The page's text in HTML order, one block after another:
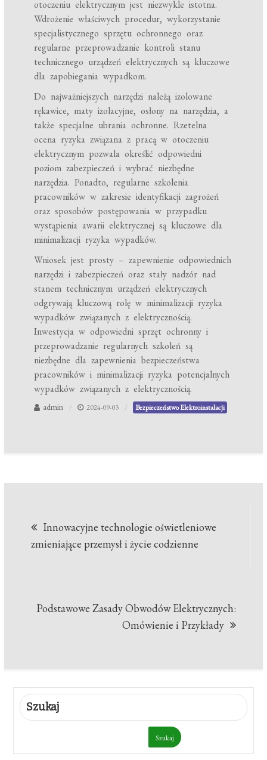
otoczeniu elektrycznym jest niezwykle istotna.
Wdrożenie właściwych procedur, wykorzystanie
specjalistycznego sprzętu ochronnego oraz
regularne przeprowadzanie kontroli stanu
technicznego urządzeń elektrycznych są kluczowe
dla zapobiegania wypadkom.
Do najważniejszych narzędzi należą izolowane
rękawice, maty izolacyjne, osłony na narzędzia, a
także specjalne ubrania ochronne. Rzetelna
ocena ryzyka związana z pracą w otoczeniu
elektrycznym pozwala określić odpowiedni
poziom zabezpieczeń i wybrać niezbędne
narzędzia. Ponadto, regularne szkolenia
pracowników w zakresie identyfikacji zagrożeń
oraz sposobów postępowania w przypadku
wystąpienia awarii elektrycznej są kluczowe dla
minimalizacji ryzyka wypadków.
Wniosek jest prosty – zapewnienie odpowiednich
narzędzi i zabezpieczeń oraz stały nadzór nad
stanem technicznym urządzeń elektrycznych
odgrywają kluczową rolę w minimalizacji ryzyka
wypadków związanych z elektrycznością.
Inwestycja w odpowiedni sprzęt ochronny i
przeprowadzanie regularnych szkoleń są
niezbędne dla zapewnienia bezpieczeństwa
pracowników i minimalizacji ryzyka potencjalnych
wypadków związanych z elektrycznością.
admin 2024-09-03 Bezpieczeństwo Elektroinstalacji
wpisu
Innowacyjne technologie oświetleniowe
zmieniające przemysł i życie codzienne
Podstawowe Zasady Obwodów Elektrycznych:
Omówienie i Przykłady
Szukaj
Szukaj